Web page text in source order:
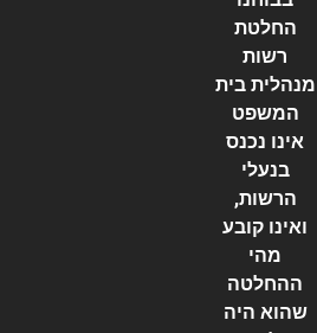
החלטת
רשות
מנהלית בית
המשפט
אינו נכנס
בנעלי
הרשות,
ואינו קובע
מהי
ההחלטה
שהוא היה